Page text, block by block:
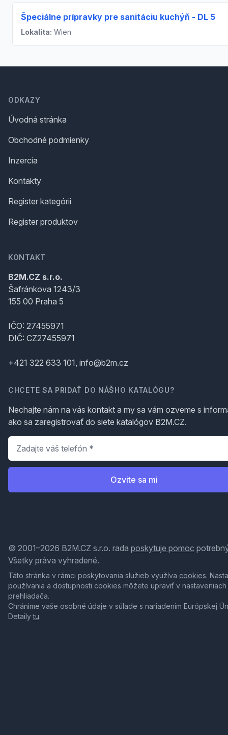
Špeciálne prípravky pre sanitáciu kuchýň - DL 5
Lokalita: Wien
ODKAZY
Úvodná stránka
Obchodné podmienky
Inzercia
Kontakty
Register kategórii
Register produktov
KONTAKT
B2M.CZ s.r.o.
Šafránkova 1243/3
155 00 Praha 5
IČO: 27455971
DIČ: CZ27455971
+421 322 633 101, info@b2m.cz
CHCETE SA PRIDAŤ DO NÁŠHO KATALÓGU?
Nechajte nám na vás kontakt a my sa vám ozveme s
ako sa zaregistrovať do siete katalógov B2M.CZ.
Telefón
Ozvite sa mi
© 2001–2026 B2M.CZ s.r.o. rada poskytuje pomoc
Všetky práva vyhradené.
Táto stránka v rámci poskytovania služieb využíva cookies.
používania a dostupnosti cookies môžete upraviť v nastaveniach
prehliadača.
Chránime vaše osobné údaje v súlade s nariadením Európskej
Detailytu.